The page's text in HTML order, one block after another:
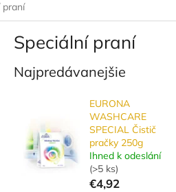
praní
Speciální praní
Najpredávanejšie
EURONA
WASHCARE
SPECIAL Čistič
pračky 250g
Ihned k odeslání
(>5 ks)
€4,92